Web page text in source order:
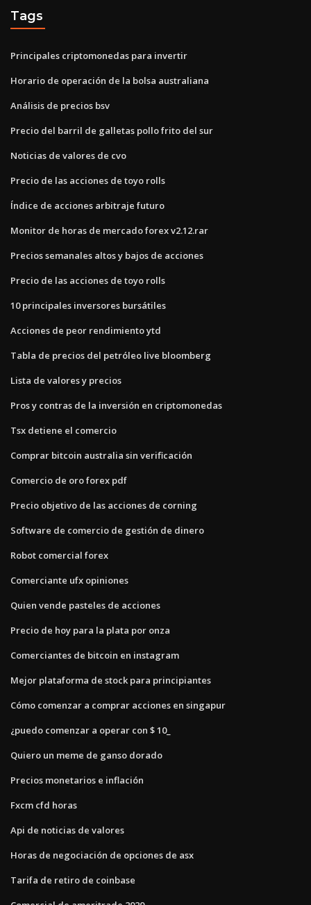
Tags
Principales criptomonedas para invertir
Horario de operación de la bolsa australiana
Análisis de precios bsv
Precio del barril de galletas pollo frito del sur
Noticias de valores de cvo
Precio de las acciones de toyo rolls
Índice de acciones arbitraje futuro
Monitor de horas de mercado forex v2.12.rar
Precios semanales altos y bajos de acciones
Precio de las acciones de toyo rolls
10 principales inversores bursátiles
Acciones de peor rendimiento ytd
Tabla de precios del petróleo live bloomberg
Lista de valores y precios
Pros y contras de la inversión en criptomonedas
Tsx detiene el comercio
Comprar bitcoin australia sin verificación
Comercio de oro forex pdf
Precio objetivo de las acciones de corning
Software de comercio de gestión de dinero
Robot comercial forex
Comerciante ufx opiniones
Quien vende pasteles de acciones
Precio de hoy para la plata por onza
Comerciantes de bitcoin en instagram
Mejor plataforma de stock para principiantes
Cómo comenzar a comprar acciones en singapur
¿puedo comenzar a operar con $ 10_
Quiero un meme de ganso dorado
Precios monetarios e inflación
Fxcm cfd horas
Api de noticias de valores
Horas de negociación de opciones de asx
Tarifa de retiro de coinbase